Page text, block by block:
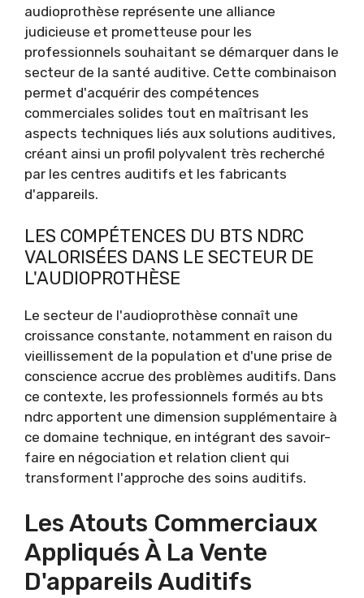
audioprothèse représente une alliance
judicieuse et prometteuse pour les
professionnels souhaitant se démarquer dans le
secteur de la santé auditive. Cette combinaison
permet d'acquérir des compétences
commerciales solides tout en maîtrisant les
aspects techniques liés aux solutions auditives,
créant ainsi un profil polyvalent très recherché
par les centres auditifs et les fabricants
d'appareils.
LES COMPÉTENCES DU BTS NDRC
VALORISÉES DANS LE SECTEUR DE
L'AUDIOPROTHÈSE
Le secteur de l'audioprothèse connaît une
croissance constante, notamment en raison du
vieillissement de la population et d'une prise de
conscience accrue des problèmes auditifs. Dans
ce contexte, les professionnels formés au bts
ndrc apportent une dimension supplémentaire à
ce domaine technique, en intégrant des savoir-
faire en négociation et relation client qui
transforment l'approche des soins auditifs.
Les Atouts Commerciaux
Appliqués À La Vente
D'appareils Auditifs